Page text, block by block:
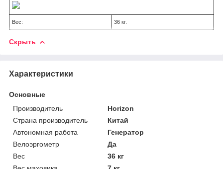
Вес: 36 кг.
Скрыть
Характеристики
Основные
Производитель
Horizon
Страна производитель
Китай
Автономная работа
Генератор
Велоэргометр
Да
Вес
36 кг